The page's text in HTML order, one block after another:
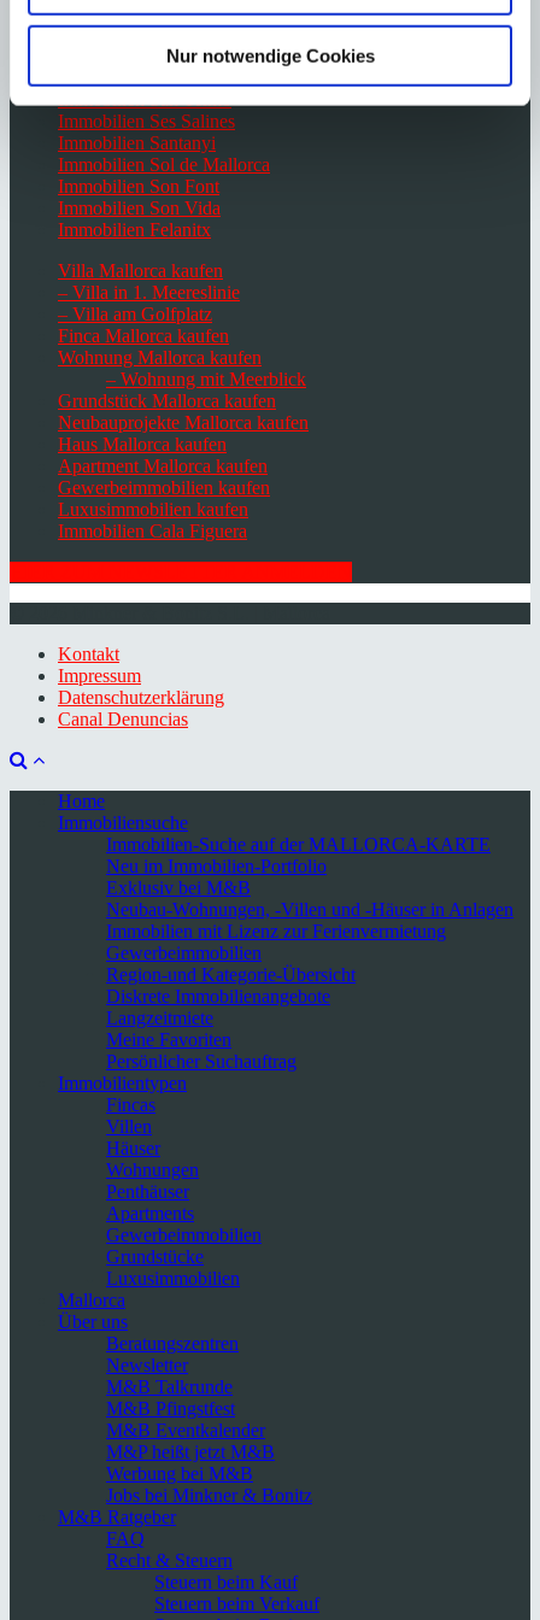
Nur notwendige Cookies
Immobilien Port Andratx
Immobilien Portals Nous
Immobilien Santa Ponsa
Immobilien Ses Salines
Immobilien Santanyi
Immobilien Sol de Mallorca
Immobilien Son Font
Immobilien Son Vida
Immobilien Felanitx
Villa Mallorca kaufen
– Villa in 1. Meereslinie
– Villa am Golfplatz
Finca Mallorca kaufen
Wohnung Mallorca kaufen
– Wohnung mit Meerblick
Grundstück Mallorca kaufen
Neubauprojekte Mallorca kaufen
Haus Mallorca kaufen
Apartment Mallorca kaufen
Gewerbeimmobilien kaufen
Luxusimmobilien kaufen
Immobilien Cala Figuera
Kontakt
Impressum
Datenschutzerklärung
Canal Denuncias
Home
Immobiliensuche
Immobilien-Suche auf der MALLORCA-KARTE
Neu im Immobilien-Portfolio
Exklusiv bei M&B
Neubau-Wohnungen, -Villen und -Häuser in Anlagen
Immobilien mit Lizenz zur Ferienvermietung
Gewerbeimmobilien
Region-und Kategorie-Übersicht
Diskrete Immobilienangebote
Langzeitmiete
Meine Favoriten
Persönlicher Suchauftrag
Immobilientypen
Fincas
Villen
Häuser
Wohnungen
Penthäuser
Apartments
Gewerbeimmobilien
Grundstücke
Luxusimmobilien
Mallorca
Über uns
Beratungszentren
Newsletter
M&B Talkrunde
M&B Pfingstfest
M&B Eventkalender
M&P heißt jetzt M&B
Werbung bei M&B
Jobs bei Minkner & Bonitz
M&B Ratgeber
FAQ
Recht & Steuern
Steuern beim Kauf
Steuern beim Verkauf